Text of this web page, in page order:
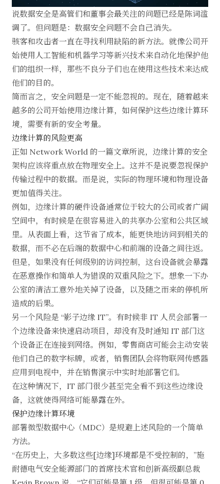
说数据安全是高管们和董事会最关注的问题已经是陈词滥
调了。但问题是：数据安全问题不会自己消失。
骇客和攻击者一直在寻找利用缺陷的新方法。就像公司开
始使用人工智能和机器学习等新兴技术来自动化地保护他
们的组织一样，那些不良分子们也在使用这些技术来达成
他们的目的。
简而言之，安全问题是一定不能忽视的。现在，随着越来
越多的公司开始使用边缘计算，如何保护这些边缘计算环
境，需要有新的安全考量。
边缘计算的风险更高
正如 Network World 的一篇文章所说，边缘计算的安全
架构应该将重点放在物理安全上。这并不是说要忽视保护
传输过程中的数据。而是说，实际的物理环境和物理设备
更加值得关注。
例如，边缘计算的硬件设备通常位于较大的公司或者广阔
空间中，有时候是在很容易进入的共享办公室和公共区域
里。从表面上看，这节省了成本，能更快地访问到相关的
数据，而不必在后端的数据中心和前端的设备之间往返。
但是，如果没有任何级别的访问控制，这台设备就会暴露
在恶意操作和简单人为错误的双重风险之下。想象一下办
公室的清洁工意外地关掉了设备，以及随之而来的停机所
造成的后果。
另一个风险是 “影子边缘 IT”。有时候非 IT 人员会部署一
个边缘设备来快速启动项目，却没有及时通知 IT 部门这
个设备正在连接到网络。例如，零售商店可能会主动安装
他们自己的数字标牌，或者，销售团队会将物联网传感器
应用到电视中，并在销售演示中实时地部署它们。
在这种情况下，IT 部门很少甚至完全看不到这些边缘设
备，这就使得网络可能暴露在外。
保护边缘计算环境
部署微型数据中心（MDC）是规避上述风险的一个简单
方法。
“在历史上，大多数这些[边缘]环境都是不受控制的，”施
耐德电气安全能源部门的首席技术官和创新高级副总裁